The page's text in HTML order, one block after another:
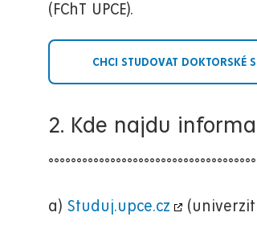
(FChT UPCE).
CHCI STUDOVAT DOKTORSKÉ
2. Kde najdu
a) Studuj.upce.cz